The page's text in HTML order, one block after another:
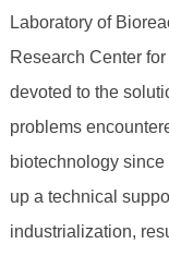
Laboratory of
Research Center
devoted to the
problems
biotechnology
up a technical
industrialization,